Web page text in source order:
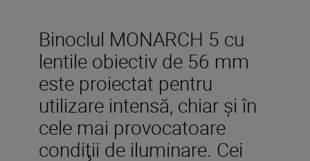
Binoclul MONARCH 5 cu
lentile obiectiv de 56 mm
este proiectat pentru
utilizare intensă, chiar şi în
cele mai provocatoare
condiţii de iluminare. Cei